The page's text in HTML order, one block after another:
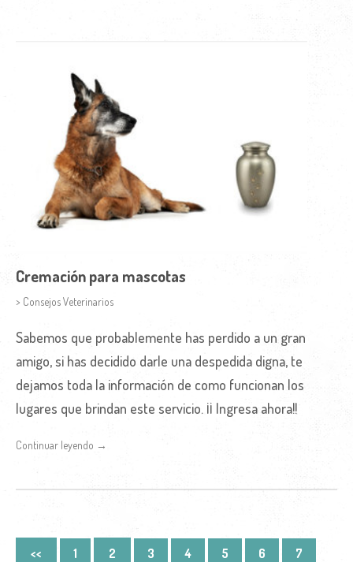
Cremación para mascotas
> Consejos Veterinarios
Sabemos que probablemente has perdido a un gran
amigo, si has decidido darle una despedida digna, te
dejamos toda la información de como funcionan los
lugares que brindan este servicio. ¡¡ Ingresa ahora!!
Continuar leyendo →
<< 1 2 3 4 5 6 7